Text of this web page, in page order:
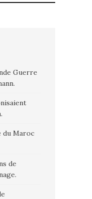
Guerre
du Maroc
de